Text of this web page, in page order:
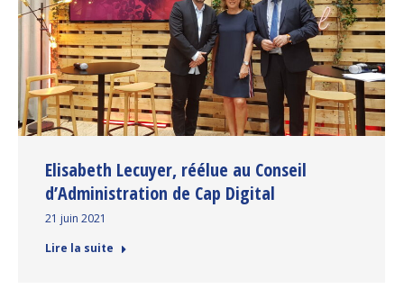
Elisabeth Lecuyer, réélue au Conseil
d’Administration de Cap Digital
21 juin 2021
Lire la suite